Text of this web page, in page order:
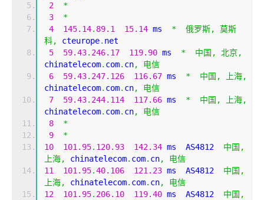
2
*
3
*
4
145.14. 89.1 15.14 ms * 俄罗斯,
莫斯
科,
cteurope. net
5
59.43. 246.17 119.90 ms * 中国,
北京,
chinatelecom. com. cn,
电信
6
59.43. 247.126 116.67 ms * 中国,
上海,
chinatelecom. com. cn,
电信
7
59.43. 244.114 117.66 ms * 中国,
上海,
chinatelecom. com. cn,
电信
8
*
9
*
10
101.95. 120.93 142.34 ms  AS4812 中国,
上海,
chinatelecom. com. cn,
电信
11
101.95.40.106 121.23 ms  AS4812 中国,
上海,
chinatelecom. com. cn,
电信
12
101.95. 206.10 119.40 ms  AS4812 中国,